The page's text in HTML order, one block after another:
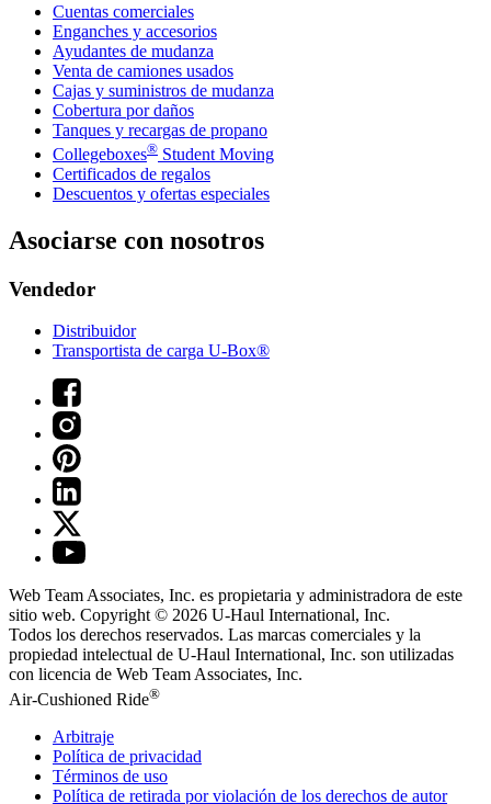
Cuentas comerciales
Enganches y accesorios
Ayudantes de mudanza
Venta de camiones usados
Cajas y suministros de mudanza
Cobertura por daños
Tanques y recargas de propano
Collegeboxes® Student Moving
Certificados de regalos
Descuentos y ofertas especiales
Asociarse con nosotros
Vendedor
Distribuidor
Transportista de carga U-Box®
Web Team Associates, Inc. es propietaria y administradora de este
sitio web. Copyright © 2026 U-Haul International, Inc.
Todos los derechos reservados. Las marcas comerciales y la
propiedad intelectual de U-Haul International, Inc. son utilizadas
con licencia de Web Team Associates, Inc.
Air-Cushioned Ride®
Arbitraje
Política de privacidad
Términos de uso
Política de retirada por violación de los derechos de autor